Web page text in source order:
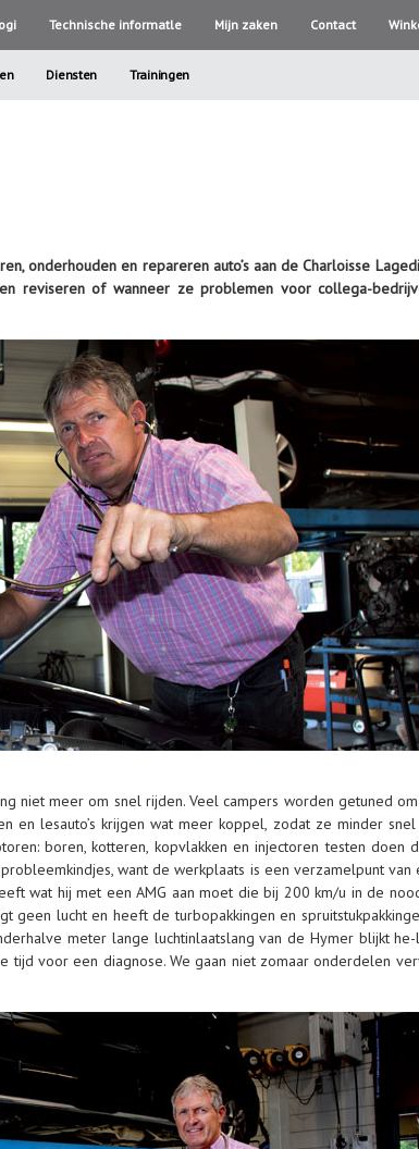
Technische informatle Mijn zaken Contact
Diensten Trainingen
onderhouden en repareren auto’s aan de Charloisse
reviseren of wanneer ze problemen voor collega-
niet meer om snel rijden. Veel campers worden getuned
en lesauto’s krijgen wat meer koppel, zodat ze minder
boren,kotteren, kopvlakken en injectoren testen doen
want de werkplaats is een verzamelpunt van
wat hij met een AMG aan moet die bij 200 km/u in de
geen lucht en heeft de turbopakkingen en
meter lange luchtinlaatslang vande Hymer blijkt
tijd voor een diagnose. We gaan niet zomaar onderdelen